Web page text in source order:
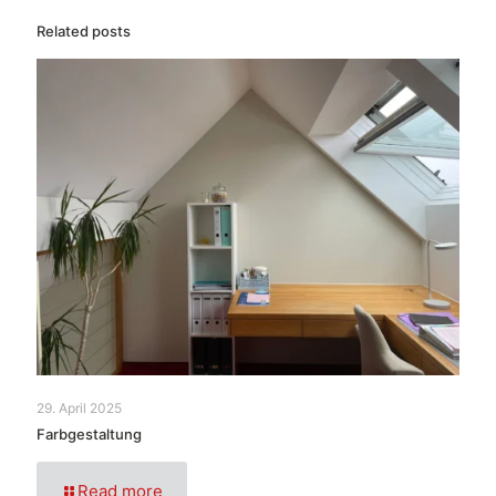
Related posts
29. April 2025
Farbgestaltung
Read more